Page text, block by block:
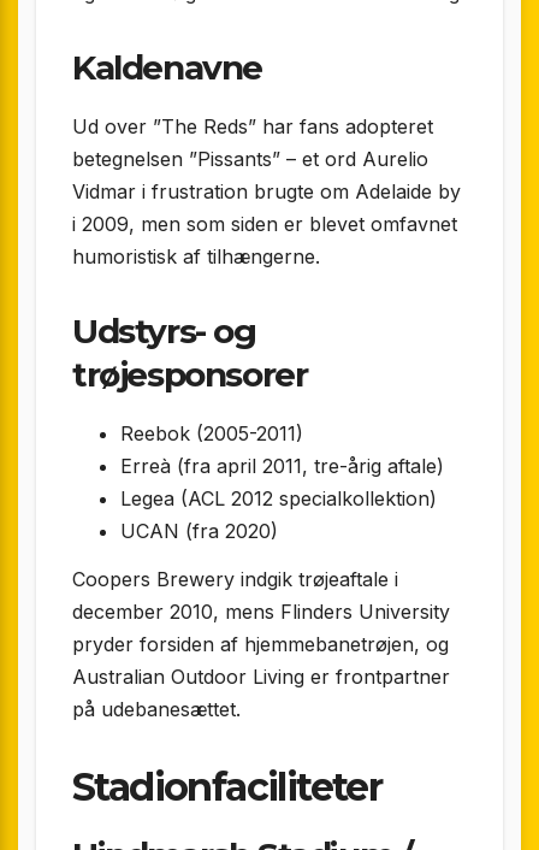
Kaldenavne
Ud over ”The Reds” har fans adopteret
betegnelsen ”Pissants” – et ord Aurelio
Vidmar i frustration brugte om Adelaide by
i 2009, men som siden er blevet omfavnet
humoristisk af tilhængerne.
Udstyrs- og
trøjesponsorer
Reebok (2005-2011)
Erreà (fra april 2011, tre-årig aftale)
Legea (ACL 2012 specialkollektion)
UCAN (fra 2020)
Coopers Brewery indgik trøjeaftale i
december 2010, mens Flinders University
pryder forsiden af hjemmebanetrøjen, og
Australian Outdoor Living er frontpartner
på udebanesættet.
Stadionfaciliteter